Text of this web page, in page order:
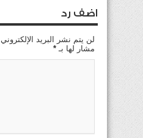
اضف رد
لن يتم نشر البريد
مشار لها بـ *